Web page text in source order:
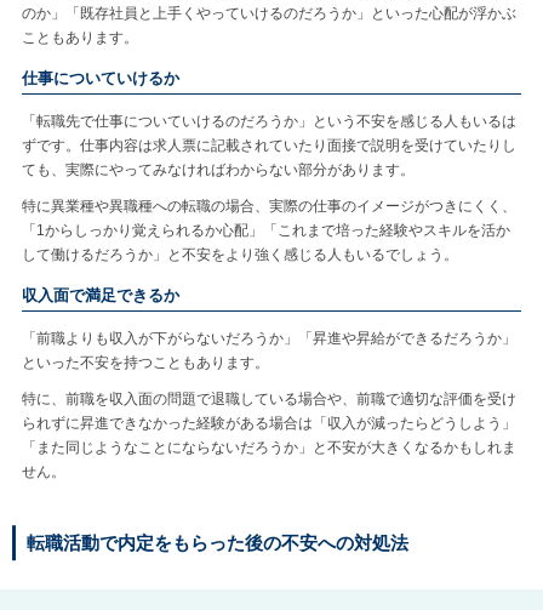
のか」「既存社員と上手くやっていけるのだろうか」といった心配が浮かぶ
こともあります。
仕事についていけるか
「転職先で仕事についていけるのだろうか」という不安を感じる人もいるは
ずです。仕事内容は求人票に記載されていたり面接で説明を受けていたりし
ても、実際にやってみなければわからない部分があります。
特に異業種や異職種への転職の場合、実際の仕事のイメージがつきにくく、
「1からしっかり覚えられるか心配」「これまで培った経験やスキルを活か
して働けるだろうか」と不安をより強く感じる人もいるでしょう。
収入面で満足できるか
「前職よりも収入が下がらないだろうか」「昇進や昇給ができるだろうか」
といった不安を持つこともあります。
特に、前職を収入面の問題で退職している場合や、前職で適切な評価を受け
られずに昇進できなかった経験がある場合は「収入が減ったらどうしよう」
「また同じようなことにならないだろうか」と不安が大きくなるかもしれま
せん。
転職活動で内定をもらった後の不安への対処法